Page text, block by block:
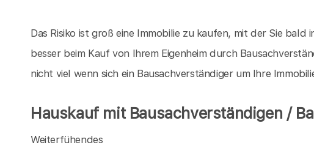
Das Risiko ist groß eine Immobilie zu kaufen, mit der Sie bald
besser beim Kauf von Ihrem Eigenheim durch
nicht viel wenn sich ein Bausachverständiger um Ihre
Hauskauf mit Bausachverständigen /
Weiterfühendes